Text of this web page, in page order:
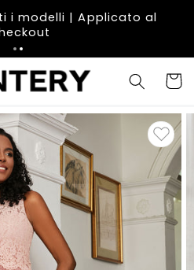
i modelli | Applicato al